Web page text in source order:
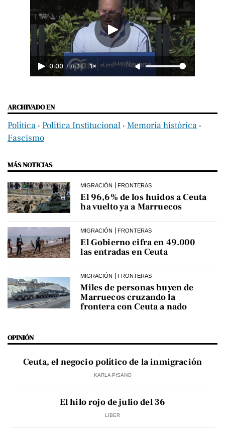
0:00 / 0:24 1×
ARCHIVADO EN
Política ‧ Política Institucional ‧ Memoria histórica ‧
Fascismo
MÁS NOTICIAS
MIGRACIÓN FRONTERAS
El 96,6% de los huidos a Ceuta
ha vuelto ya a Marruecos
MIGRACIÓN FRONTERAS
El Gobierno cifra en 49.000
las entradas en Ceuta
MIGRACIÓN FRONTERAS
Miles de personas huyen de
Marruecos cruzando la
frontera con Ceuta a nado
OPINIÓN
Ceuta, el negocio político de la inmigración
KARLA PISANO
El hilo rojo de julio del 36
LIBER